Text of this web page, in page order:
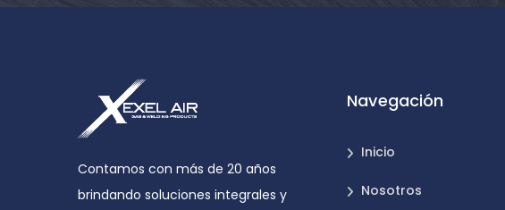
Contamos con más de 20 años
brindando soluciones integrales y
Navegación
Inicio
Nosotros